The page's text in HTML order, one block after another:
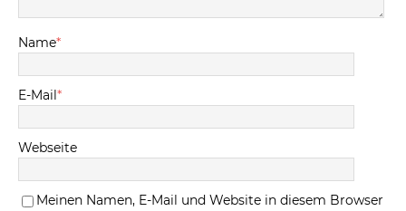
Name*
E-Mail *
Webseite
Meinen Namen, E-Mail und Website in diesem Browser